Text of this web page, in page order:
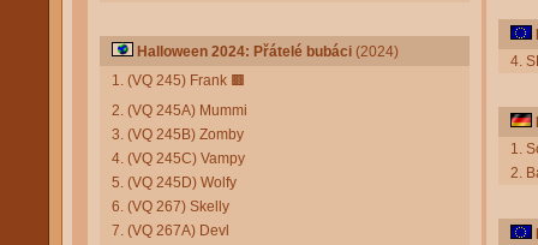
Halloween 2024: Přátelé bubáci (2024)
1. (VQ 245) Frank 🟫
2. (VQ 245A) Mummi
3. (VQ 245B) Zomby
4. (VQ 245C) Vampy
5. (VQ 245D) Wolfy
6. (VQ 267) Skelly
7. (VQ 267A) Devl
4.
1.
2.